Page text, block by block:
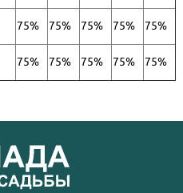
75% 75% 75% 75% 75%
75% 75% 75% 75% 75%